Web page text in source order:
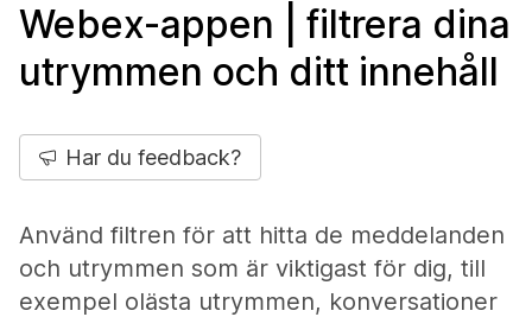
Webex-appen | filtrera dina
utrymmen och ditt innehåll
Har du feedback?
Använd filtren för att hitta de meddelanden
och utrymmen som är viktigast för dig, till
exempel olästa utrymmen, konversationer